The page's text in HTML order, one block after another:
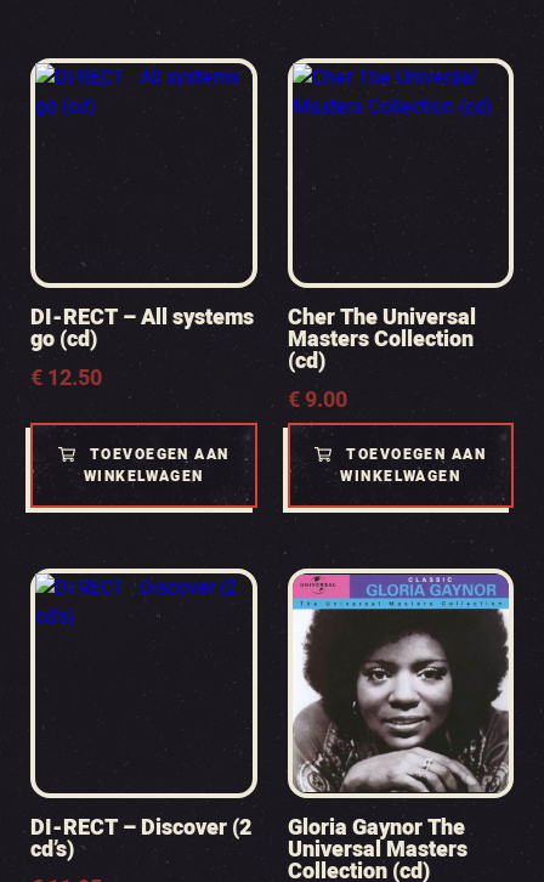
DI-RECT – All systems
go (cd)
€12.50
TOEVOEGEN AAN
WINKELWAGEN
Cher The Universal
Masters Collection
(cd)
€9.00
TOEVOEGEN AAN
WINKELWAGEN
DI-RECT – Discover (2
cd’s)
Gloria Gaynor The
Universal Masters
Collection (cd)